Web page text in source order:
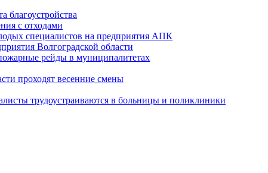
благоустройства
с отходами
специалистов на предприятия АПК
Волгоградской области
рейды в муниципалитетах
проходят весенние смены
трудоустраиваются в больницы и поликлиники